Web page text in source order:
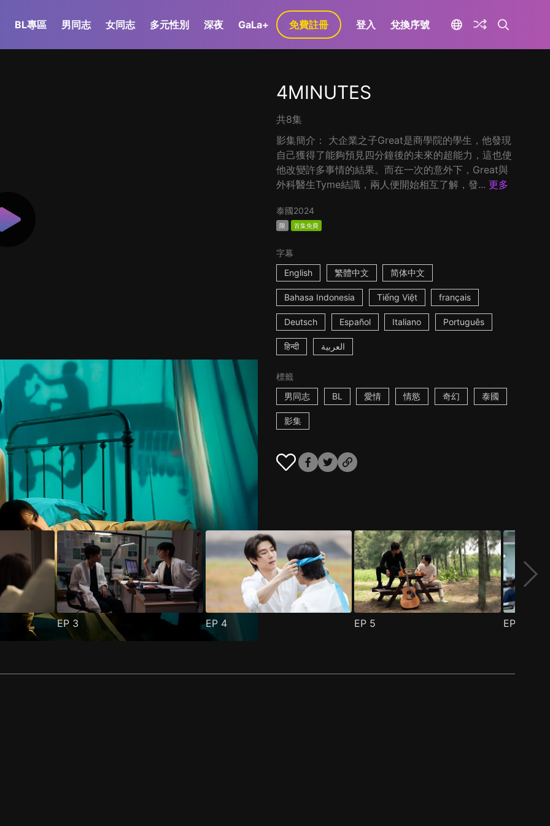
BL專區 男同志 女同志 多元性別 深夜 GaLa+ 免費註冊 登入 兌換序號
4MINUTES
共8集
影集簡介： 大企業之子Great是商學院的學生，他發現
自己獲得了能夠預見四分鐘後的未來的超能力，這也使
他改變許多事情的結果。而在一次的意外下，Great與
外科醫生Tyme結識，兩人便開始相互了解，發... 更多
泰國2024
限 首集免費
字幕
English
繁體中文 简体中文
Bahasa Indonesia Tiếng Việt français
Deutsch Español Italiano Português
हिन्दी العربية
標籤
男同志
BL 愛情 情慾 奇幻 泰國
影集
EP 3 EP 4 EP 5 EP